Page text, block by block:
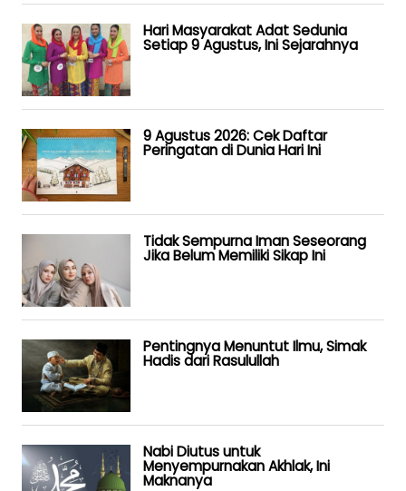
Hari Masyarakat Adat Sedunia
Setiap 9 Agustus, Ini Sejarahnya
9 Agustus 2026: Cek Daftar
Peringatan di Dunia Hari Ini
Tidak Sempurna Iman Seseorang
Jika Belum Memiliki Sikap Ini
Pentingnya Menuntut Ilmu, Simak
Hadis dari Rasulullah
Nabi Diutus untuk
Menyempurnakan Akhlak, Ini
Maknanya